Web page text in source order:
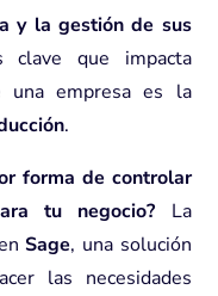
y la gestión de sus
que impacta
empresa es la
.
forma de controlar
tu negocio? La
Sage, una solución
las necesidades